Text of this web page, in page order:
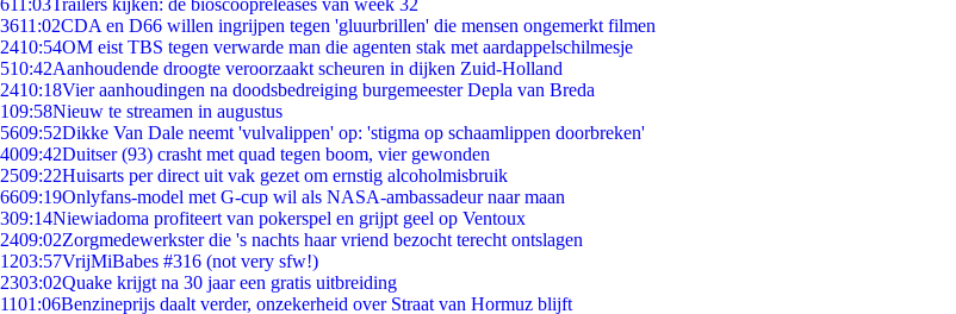
611:03Trailers kijken: de bioscoopreleases van week 32
3611:02CDA en D66 willen ingrijpen tegen 'gluurbrillen' die mensen ongemerkt filmen
2410:54OM eist TBS tegen verwarde man die agenten stak met aardappelschilmesje
510:42Aanhoudende droogte veroorzaakt scheuren in dijken Zuid-Holland
2410:18Vier aanhoudingen na doodsbedreiging burgemeester Depla van Breda
109:58Nieuw te streamen in augustus
5609:52Dikke Van Dale neemt 'vulvalippen' op: 'stigma op schaamlippen doorbreken'
4009:42Duitser (93) crasht met quad tegen boom, vier gewonden
2509:22Huisarts per direct uit vak gezet om ernstig alcoholmisbruik
6609:19Onlyfans-model met G-cup wil als NASA-ambassadeur naar maan
309:14Niewiadoma profiteert van pokerspel en grijpt geel op Ventoux
2409:02Zorgmedewerkster die 's nachts haar vriend bezocht terecht ontslagen
1203:57VrijMiBabes #316 (not very sfw!)
2303:02Quake krijgt na 30 jaar een gratis uitbreiding
1101:06Benzineprijs daalt verder, onzekerheid over Straat van Hormuz blijft